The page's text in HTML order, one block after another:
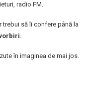
radio FM.
trebui să îi confere până la
.
în imaginea de mai jos.